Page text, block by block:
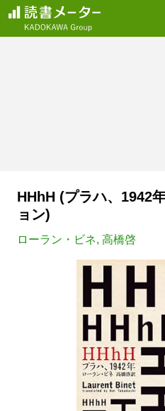
HHhH (プラハ、1942
ョン)
ローラン・ビネ, 高橋啓